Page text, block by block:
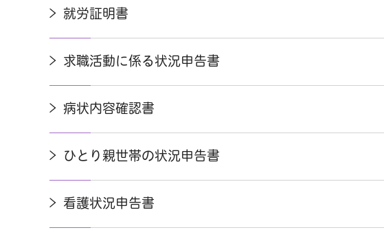
就労証明書
求職活動に係る状況申告書
病状内容確認書
ひとり親世帯の状況申告書
看護状況申告書